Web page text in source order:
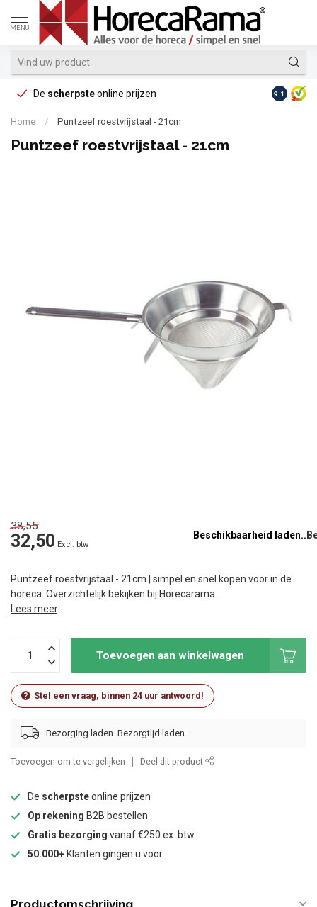
MENU
De scherpsteonline prijzen Op
9.1
Home / Puntzeef roestvrijstaal - 21cm
Puntzeef roestvrijstaal - 21cm
38,55
32,50 Excl. btw
Beschikbaarheid laden..
Puntzeef roestvrijstaal - 21cm | simpel en snel kopen voor in de
horeca. Overzichtelijk bekijken bij Horecarama.
Lees meer.
Toevoegen aan winkelwagen
Stel een vraag, binnen 24 uur antwoord!
Bezorging laden..
Toevoegen om te vergelijken Deel dit product
De scherpsteonline prijzen
Op rekening B2B bestellen
Gratis bezorging vanaf €250 ex. btw
50.000+ Klanten gingen u voor